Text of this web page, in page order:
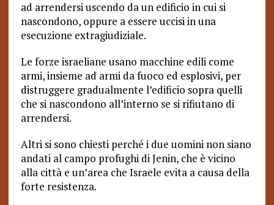
ad arrendersi uscendo da un edificio in cui si
nascondono, oppure a essere uccisi in una
esecuzione extragiudiziale.
Le forze israeliane usano macchine edili come
armi, insieme ad armi da fuoco ed esplosivi, per
distruggere gradualmente l’edificio sopra quelli
che si nascondono all’interno se si rifiutano di
arrendersi.
Altri si sono chiesti perché i due uomini non siano
andati al campo profughi di Jenin, che è vicino
alla città e un’area che Israele evita a causa della
forte resistenza.